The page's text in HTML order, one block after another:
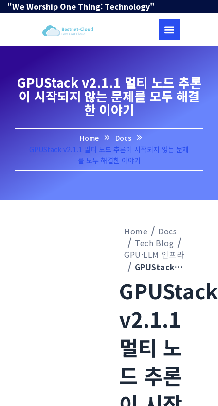
"We Worship One Thing: Technology"
GPUStack v2.1.1 멀티 노드 추론
이 시작되지 않는 문제를 모두 해결
한 이야기
Home
Docs
GPUStack v2.1.1 멀티 노드 추론이 시작되지 않는 문제
를 모두 해결한 이야기
Home
Docs
Tech Blog
GPU·LLM 인프라
GPUStack v2.1.1 멀티 노드 추론이 시작되지 않는 문제를 모두 해결한 이야기
GPUStack
v2.1.1
멀티 노
드 추론